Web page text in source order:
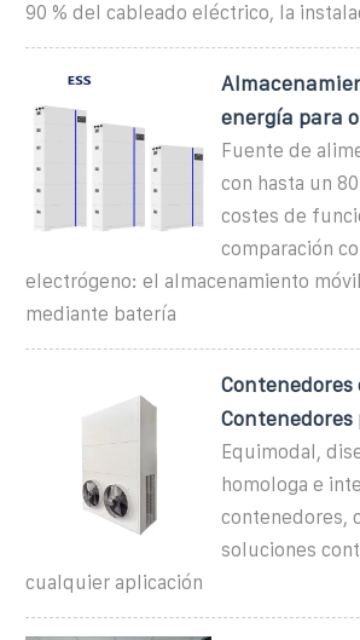
90 % del cableado eléctrico, la
energía para
Fuente de
con hasta un
costes de
comparación
electrógeno: el almacenamiento
mediante batería
Equimodal,
homologa e
contenedores,
soluciones
cualquier aplicación